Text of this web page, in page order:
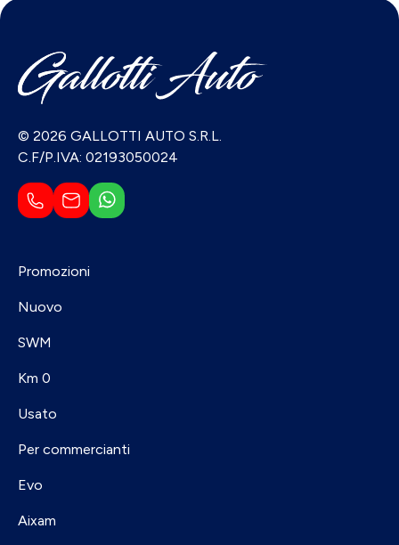
© 2026 GALLOTTI AUTO S.R.L.
C.F/P.IVA: 02193050024
Promozioni
Nuovo
SWM
Km 0
Usato
Per commercianti
Evo
Aixam